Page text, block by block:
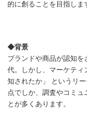
的に創ることを目指しま
◆背景
ブランドや商品が認知
代。しかし、マーケティ
知されたか」 というリ
点でしか、調査やコミュ
とが多くあります。